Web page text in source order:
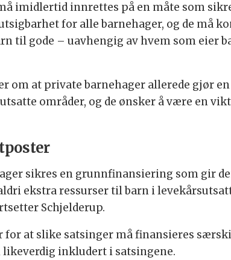
imidlertid innrettes på en måte som
for alle barnehager, og de må
til gode – uavhengig av hvem som eier
om at private barnehager allerede gjør
områder, og de ønsker å være en
sikres en grunnfinansiering som gir
ekstra ressurser til barn i
Schjelderup.
for at slike satsinger må finansieres
likeverdig inkludert i satsingene.